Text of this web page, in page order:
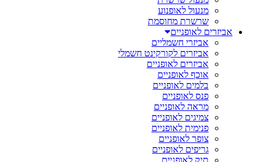
מנעול לאופנוע
שרשרת מחוסמת
אביזרים לאופניים
אביזרי חשמליים
אביזרים לקורקינט חשמלי
אביזרים לאופניים
אוכף לאופניים
בלמים לאופניים
פנס לאופניים
מראה לאופניים
צמיגים לאופניים
פנימית לאופניים
צופר לאופניים
גריפים לאופניים